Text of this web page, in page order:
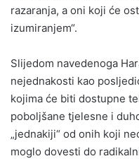
razaranja, a oni koji će
izumiranjem“.
Slijedom navedenoga
nejednakosti kao
kojima će biti dostupne
poboljšane tjelesne i
„jednakiji“ od onih koji
moglo dovesti do